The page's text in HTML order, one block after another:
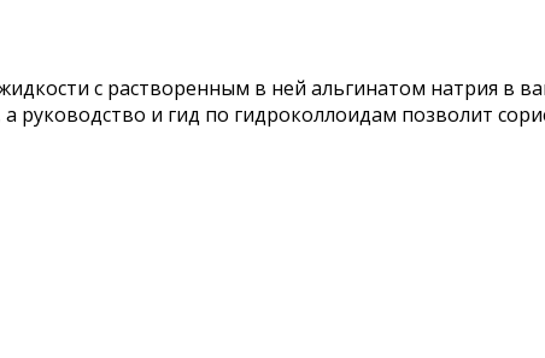
с растворенным в ней альгинатом натрия в
и гид по гидроколлоидам позволит